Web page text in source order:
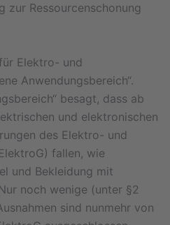
zur Ressourcenschonung
Elektro- und
Anwendungsbereich“.
besagt, dass ab
und elektronischen
des Elektro- und
fallen, wie
und Bekleidung mit
noch wenige (unter §2
sind nunmehr von